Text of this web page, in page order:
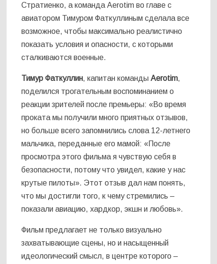
Стратиенко, а команда Aerotim во главе с
авиатором Тимуром Фаткуллиным сделала все
возможное, чтобы максимально реалистично
показать условия и опасности, с которыми
сталкиваются военные.
Тимур Фаткуллин, капитан командыAerotim,
поделился трогательным воспоминанием о
реакции зрителей после премьеры: «Во время
проката мы получили много приятных отзывов,
но больше всего запомнились слова 12-летнего
мальчика, переданные его мамой: «После
просмотра этого фильма я чувствую себя в
безопасности, потому что увидел, какие у нас
крутые пилоты». Этот отзыв дал нам понять,
что мы достигли того, к чему стремились –
показали авиацию, хардкор, экшн и любовь».
Фильм предлагает не только визуально
захватывающие сцены, но и насыщенный
идеологический смысл, в центре которого –